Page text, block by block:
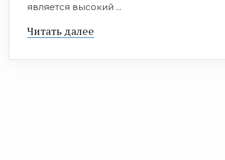
является высокий ...
Читать далее